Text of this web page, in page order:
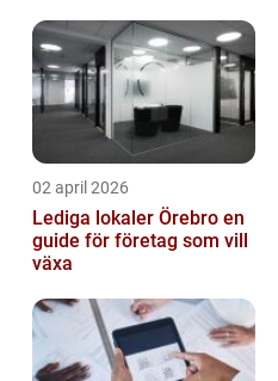
02 april 2026
Lediga lokaler Örebro en
guide för företag som vill
växa